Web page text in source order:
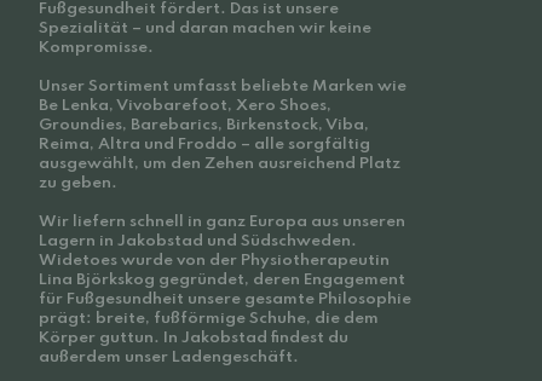
Fußgesundheit fördert. Das ist unsere
Spezialität – und daran machen wir keine
Kompromisse.
Unser Sortiment umfasst beliebte Marken wie
Be Lenka, Vivobarefoot, Xero Shoes,
Groundies, Barebarics, Birkenstock, Viba,
Reima, Altra und Froddo – alle sorgfältig
ausgewählt, um den Zehen ausreichend Platz
zu geben.
Wir liefern schnell in ganz Europa aus unseren
Lagern in Jakobstad und Südschweden.
Widetoes wurde von der Physiotherapeutin
Lina Björkskog gegründet, deren Engagement
für Fußgesundheit unsere gesamte Philosophie
prägt: breite, fußförmige Schuhe, die dem
Körper guttun. In Jakobstad findest du
außerdem unser Ladengeschäft.